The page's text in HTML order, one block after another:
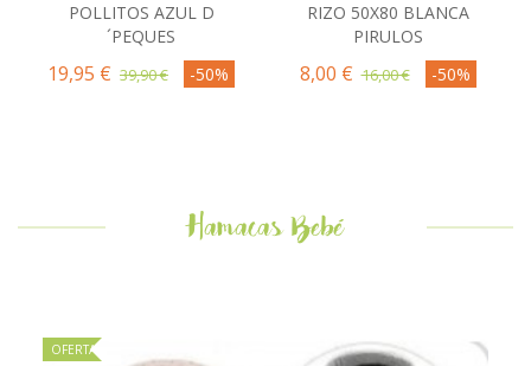
POLLITOS AZUL D
´PEQUES
19,95 € 39,90 € -50%
RIZO 50X80 BLANCA
PIRULOS
8,00 € 16,00 € -50%
Hamacas Bebé
OFERTA